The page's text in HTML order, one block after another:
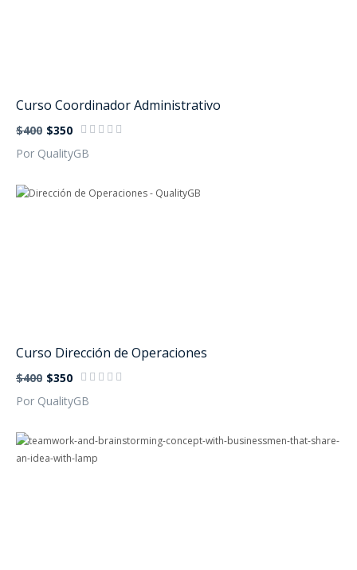
Curso Coordinador Administrativo
$400 $350
Por QualityGB
Curso Dirección de Operaciones
$400 $350
Por QualityGB